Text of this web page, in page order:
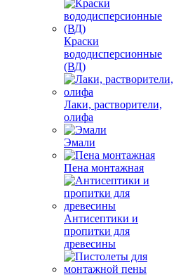
Краски
вододисперсионные
(ВД)
Лаки, растворители,
олифа
Эмали
Пена монтажная
Антисептики и
пропитки для
древесины